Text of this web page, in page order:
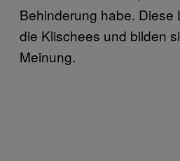
Behinderung habe. Diese
die Klischees und bilden
Meinung.